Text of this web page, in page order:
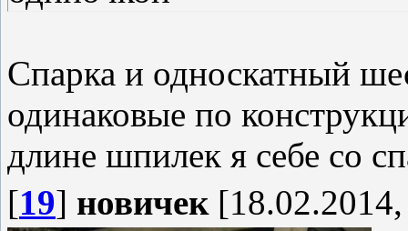
Спарка и односкатный
одинаковые по
длине шпилек я себе со
[19] новичек